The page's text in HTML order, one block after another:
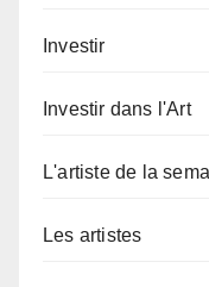
Investir
Investir dans l'Art
L'artiste de la
Les artistes